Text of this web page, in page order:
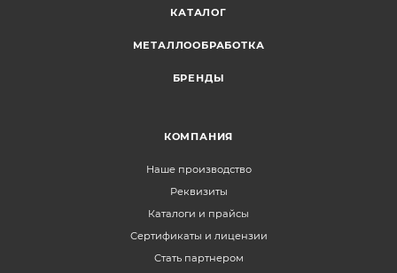
КАТАЛОГ
МЕТАЛЛООБРАБОТКА
БРЕНДЫ
КОМПАНИЯ
Наше производство
Реквизиты
Каталоги и прайсы
Сертификаты и лицензии
Стать партнером